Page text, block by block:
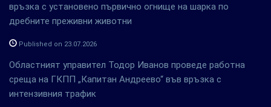
връзка с установено първично огнище на шарка по
дребните преживни животни
Published on 23.07.2026
Областният управител Тодор Иванов проведе работна
среща на ГКПП „Капитан Андреево“ във връзка с
интензивния трафик